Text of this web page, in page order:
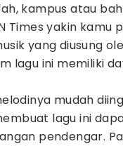
kampus atau
Times yakin kamu
yang diusung
lagu ini memiliki
mudah
lagu ini
pendengar.